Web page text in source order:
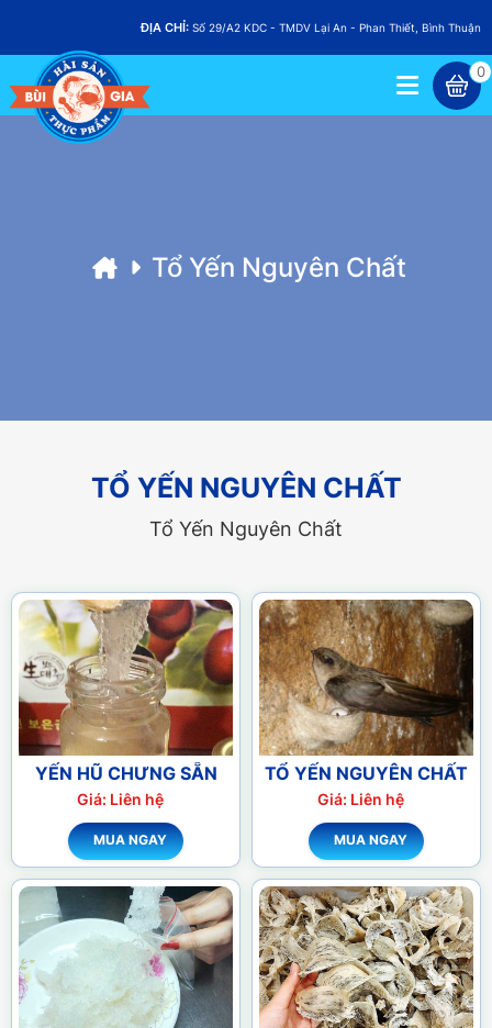
ĐỊA CHỈ: Số 29/A2 KDC - TMDV Lại An - Phan Thiết, Bình Thuận
0
Tổ Yến Nguyên Chất
TỔ YẾN NGUYÊN CHẤT
Tổ Yến Nguyên Chất
YẾN HŨ CHƯNG SẴN
Giá: Liên hệ
MUA NGAY
TỔ YẾN NGUYÊN CHẤT
Giá: Liên hệ
MUA NGAY